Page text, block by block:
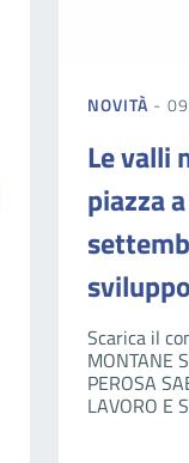
NOVITÀ -
Le valli
piazza
sviluppo
Scarica il
MONTANE
PEROSA
LAVORO E